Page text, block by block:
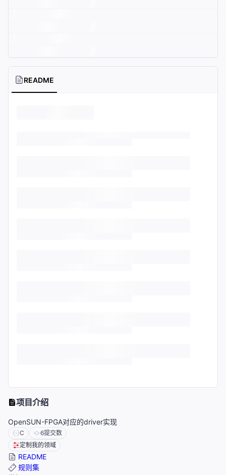
README
项目介绍
OpenSUN-FPGA对应的driver实现
C 6提交数
定制我的领域
README
规则集